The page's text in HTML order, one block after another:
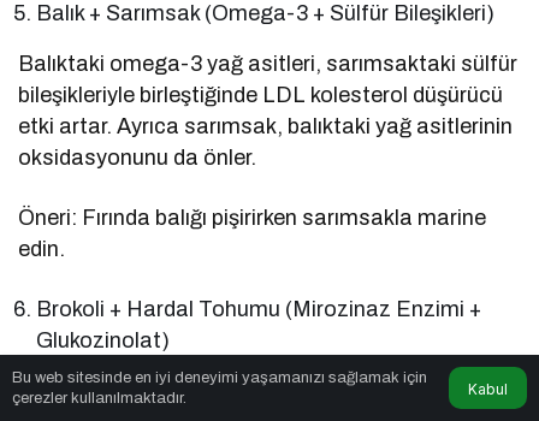
Balık + Sarımsak (Omega-3 + Sülfür Bileşikleri)
Balıktaki omega-3 yağ asitleri, sarımsaktaki sülfür
bileşikleriyle birleştiğinde LDL kolesterol düşürücü
etki artar. Ayrıca sarımsak, balıktaki yağ asitlerinin
oksidasyonunu da önler.
Öneri: Fırında balığı pişirirken sarımsakla marine
edin.
Brokoli + Hardal Tohumu (Mirozinaz Enzimi +
Glukozinolat)
Brokoli, kanser koruyucu bileşikler (sülforafan)
Bu web sitesinde en iyi deneyimi yaşamanızı sağlamak için
çerezler kullanılmaktadır.
Kabul